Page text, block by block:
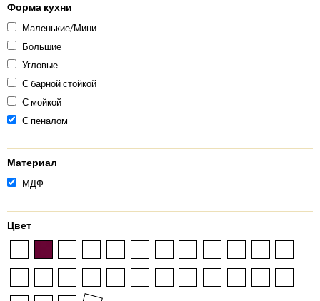
Форма кухни
Маленькие/Мини
Большие
Угловые
С барной стойкой
С мойкой
С пеналом
Материал
МДФ
Цвет